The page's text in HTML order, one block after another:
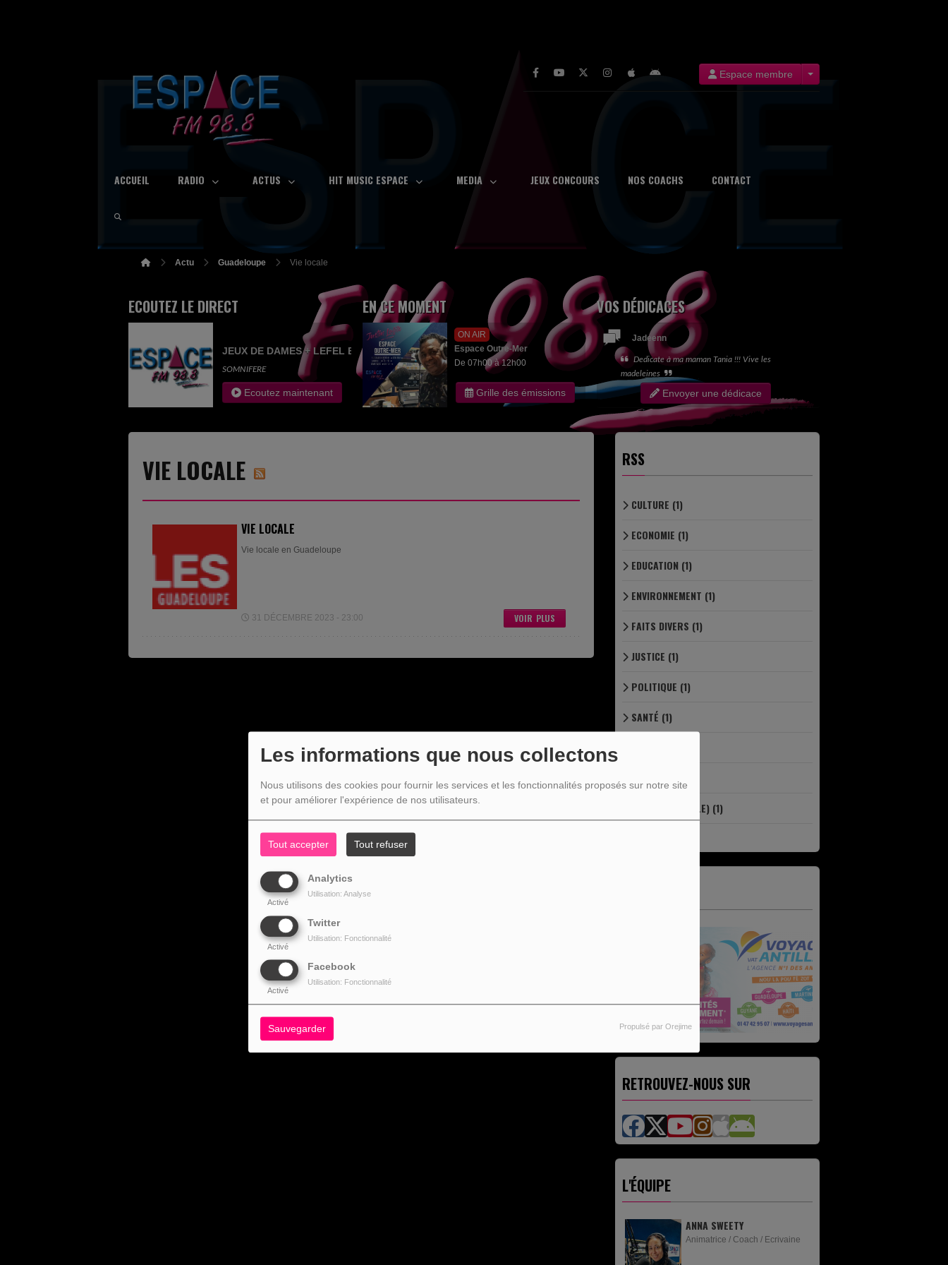
Les informations que nous collectons
Nous utilisons des cookies pour fournir les services et les fonctionnalités proposés sur notre site
et pour améliorer l'expérience de nos utilisateurs.
Tout accepter Tout refuser
Analytics
Activé
Utilisation: Analyse
Twitter
Activé
Utilisation: Fonctionnalité
Facebook
Activé
Utilisation: Fonctionnalité
Sauvegarder Propulsé par Orejime
Espace membre
ACCUEIL RADIO ACTUS HIT MUSIC ESPACE MEDIA JEUX CONCOURS NOS COACHS CONTACT
Actu Guadeloupe Vie locale
ECOUTEZ LE DIRECT
JEUX DE DAMES + LEFEL EDITH
SOMNIFERE
Ecoutez maintenant
EN CE MOMENT
ON AIR
Espace Outre-Mer
De 07h00 à 12h00
Grille des émissions
VOS DÉDICACES
Jadeenn
Dedicate à ma maman Tania !!! Vive les
madeleines
Envoyer une dédicace
VIE LOCALE
VIE LOCALE
Vie locale en Guadeloupe
VOIR PLUS
31 DÉCEMBRE 2023 - 23:00
RSS
CULTURE (1)
ECONOMIE (1)
EDUCATION (1)
ENVIRONNEMENT (1)
FAITS DIVERS (1)
JUSTICE (1)
POLITIQUE (1)
SANTÉ (1)
SPORTS (LOCALE) (1)
RETROUVEZ-NOUS SUR
L'ÉQUIPE
ANNA SWEETY
Animatrice / Coach / Ecrivaine